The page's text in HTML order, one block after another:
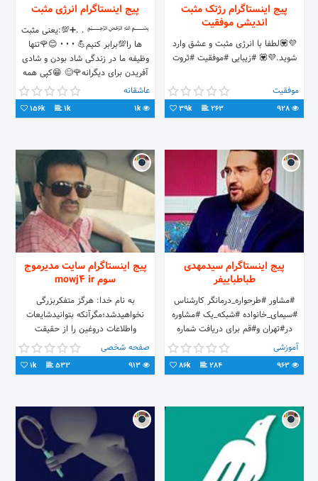
پیج اینستاگرام رژتک مثبت
اندیشی موفقیت
💜💟لطفا با انرژی مثبت و عشق وارد
شوید.💜💟 #زیبایی #موفقیت #ثروت
موفقیت
263
39k
پیج اینستاگرام انرژى مثبت
﷽ . .➕💯:يعنى مثبت
ها را💯برابر كنيم💪 • • • 😊🌹تنها
وظیفه ما در زندگی شاد بودن و شادی
آفریدن برای دیگرانه🌹😊 😁كپى همه
مطالب آزاد😁 #انرژى_مثبت #شادى
#عشق
عاشقانه
1k
1k
156k
پیج اینستاگرام سیدمهدی
طباطباییفر
#مشاور #طرحواره_درمانگر کارشناس
#سیمای_خانواده #شبکه_یک #مشاوره
در#تهران و#قم برای دریافت شماره
تماس مطب‌ها ومشاوره نامتان رابه
۰۹۳۶۲۱۵۹۰۹۵پیامک کنید
آموزشی
284
86k
پیج اینستاگرام سایت مدیرموج
سوم mowj4 ir
به نام خدا: هرگز متفکربزرگی
نخواهیدشد؛مگرآنکه بتوانیدشایعات
واطلاعات دروغین را از حقیقت
محض،جداکنید. برای عضویت درتیم
قدرتمند ما به سایت mowj4
صفحه شخصی
533
1k